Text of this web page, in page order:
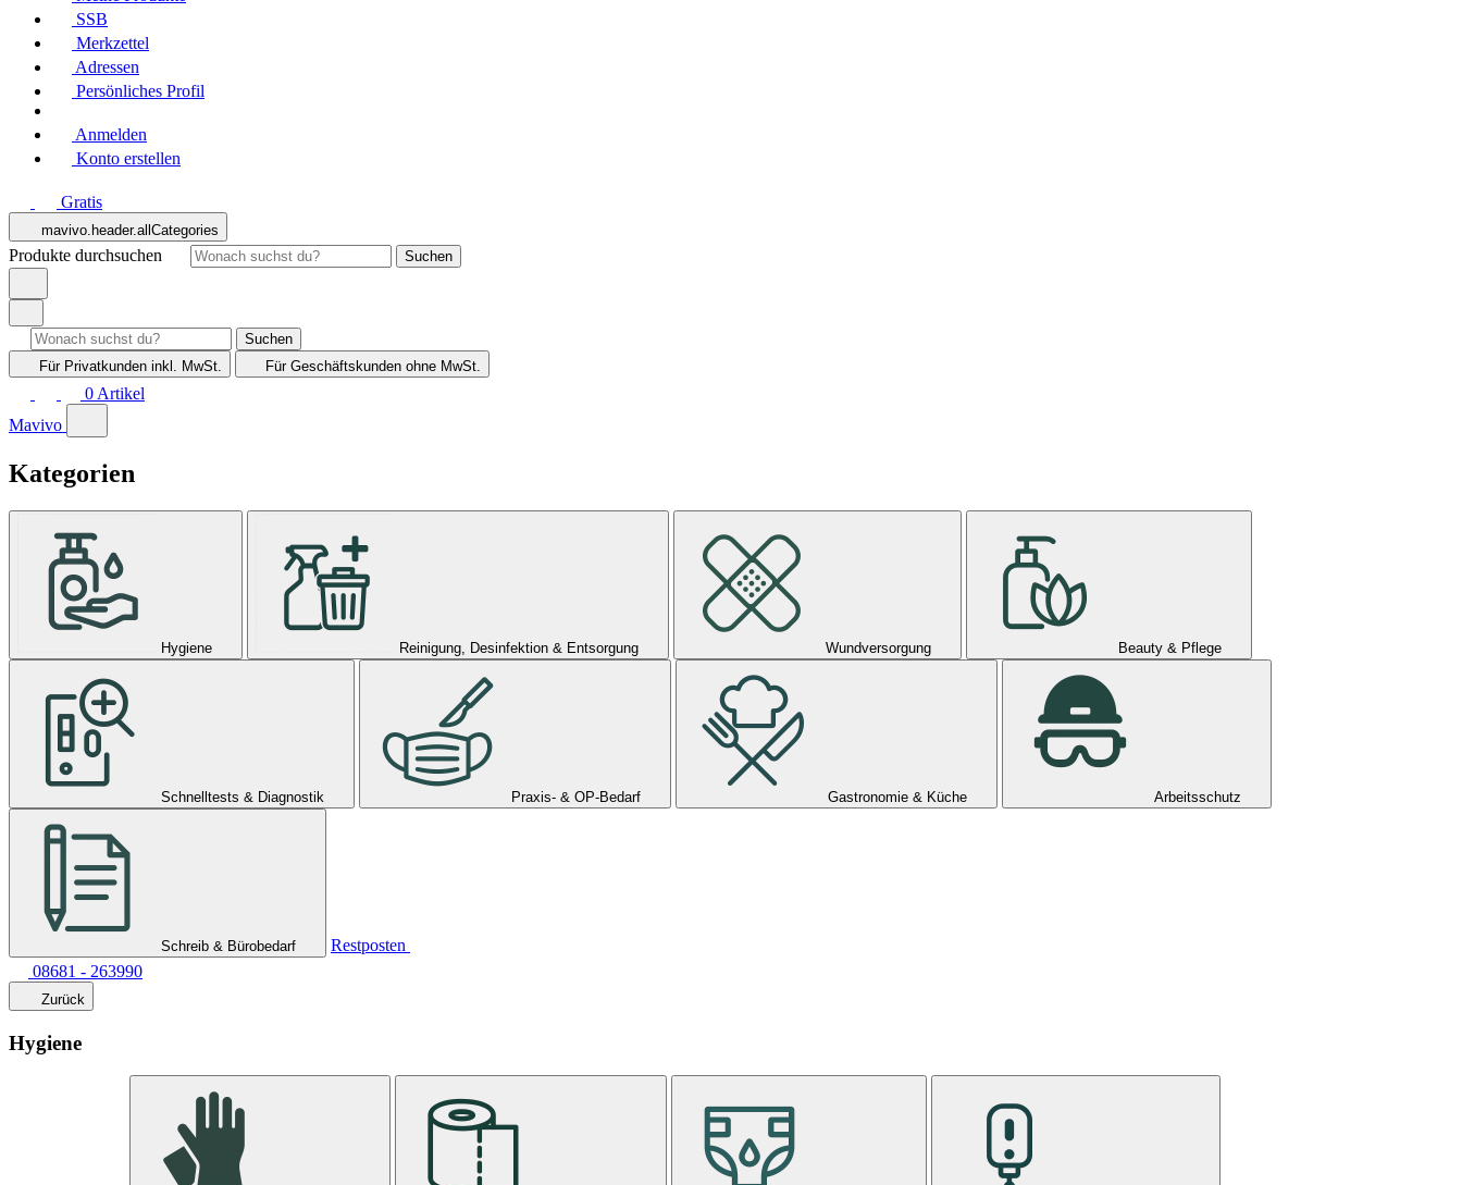
SSB
Merkzettel
Adressen
Persönliches Profil
Anmelden
Konto erstellen
Gratis
mavivo.header.allCategories
Produkte durchsuchen Suchen
Suchen
Für Privatkunden inkl. MwSt. Für Geschäftskunden ohne MwSt.
0 Artikel
Mavivo
Kategorien
Hygiene Reinigung, Desinfektion & Entsorgung Wundversorgung Beauty & Pflege
Schnelltests & Diagnostik Praxis- & OP-Bedarf Gastronomie & Küche Arbeitsschutz
Schreib & Bürobedarf
Restposten
08681 - 263990
Zurück
Hygiene